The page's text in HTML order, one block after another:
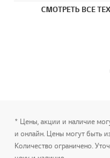
СМОТРЕТЬ ВСЕ
* Цены, акции и наличие
и онлайн. Цены могут быть
Количество ограничено.